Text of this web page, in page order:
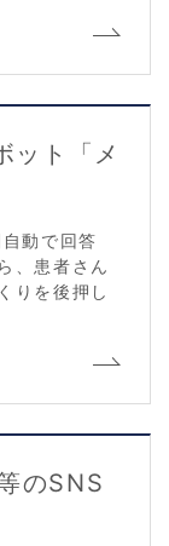
ット「メ
動で回答
、患者さん
りを後押し
のSNS